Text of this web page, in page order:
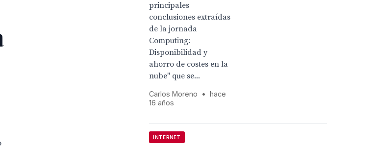
principales
conclusiones extraídas
de la jornada
Computing:
Disponibilidad y
ahorro de costes en la
nube" que se...
Carlos Moreno •
hace
16 años
INTERNET